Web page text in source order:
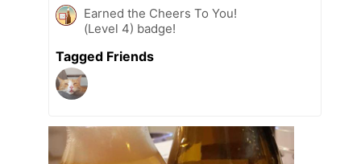
Earned the Cheers To You!
(Level 4) badge!
Tagged Friends